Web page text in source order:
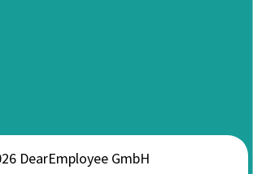
DearEmployee GmbH